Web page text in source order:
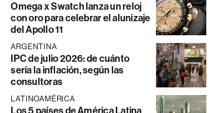
Omega x Swatch lanza un reloj
con oro para celebrar el alunizaje
del Apollo 11
ARGENTINA
IPC de julio 2026: de cuánto
sería la inflación, según las
consultoras
LATINOAMÉRICA